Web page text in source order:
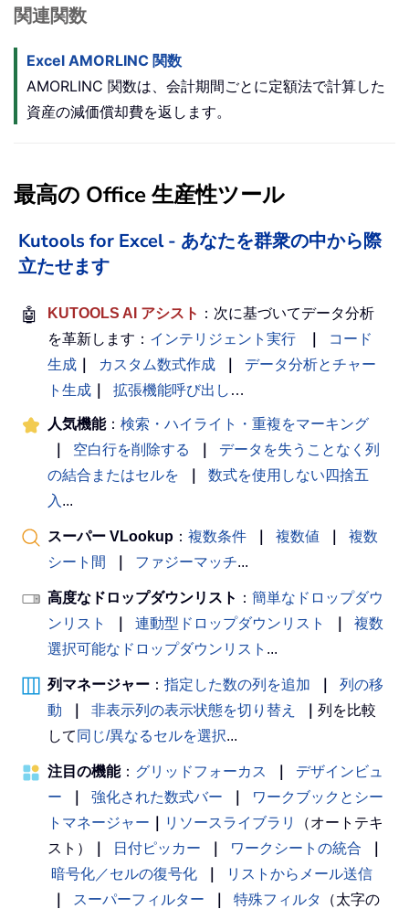
関連関数
Excel AMORLINC 関数
AMORLINC 関数は、会計期間ごとに定額法で計算した
資産の減価償却費を返します。
最高の Office 生産性ツール
Kutools for Excel - あなたを群衆の中から際
立たせます
🤖 KUTOOLS AI アシスト ：次に基づいてデータ分析
を革新します： インテリジェント実行
コード
生成
カスタム数式作成
データ分析とチャー
ト生成
拡張機能呼び出し …
人気機能： 検索・ハイライト・重複をマーキング
空白行を削除する
データを失うことなく列
の結合またはセルを
数式を使用しない四捨五
入...
スーパー VLookup ： 複数条件 複数値
複数
シート間
ファジーマッチ...
高度なドロップダウンリスト ： 簡単なドロップダウ
ンリスト
連動型ドロップダウンリスト
複数
選択可能なドロップダウンリスト ...
列マネージャー ： 指定した数の列を追加
列の移
動
非表示列の表示状態を切り替え
列を比較
して 同じ/異なるセルを選択...
注目の機能： グリッドフォーカス
デザインビュ
ー
強化された数式バー
ワークブックとシー
トマネージャー
リソースライブラリ
（オートテキ
スト）
日付ピッカー ワークシートの統合
暗号化／セルの復号化
リストからメール送信
スーパーフィルター 特殊フィルタ
（太字の